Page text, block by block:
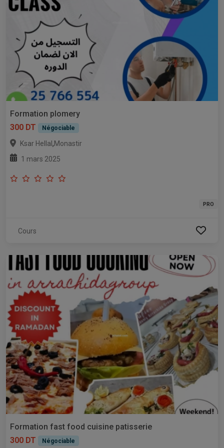
Formation plomery
300 DT
Négociable
Ksar Hellal ,Monastir
1 mars 2025
PRO
Cours
Formation fast food cuisine patisserie
300 DT
Négociable